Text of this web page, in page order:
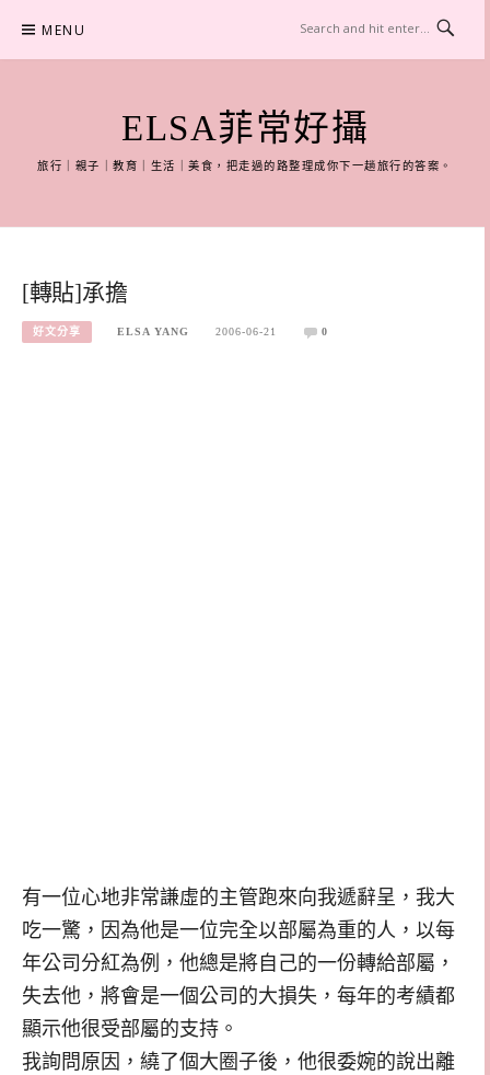
content
MENU
ELSA菲常好攝
旅行｜親子｜教育｜生活｜美食，把走過的路整理成你下一趟旅行的答案。
[轉貼]承擔
好文分享 ELSA YANG 2006-06-21 0
有一位心地非常謙虛的主管跑來向我遞辭呈，我大
吃一驚，因為他是一位完全以部屬為重的人，以每
年公司分紅為例，他總是將自己的一份轉給部屬，
失去他，將會是一個公司的大損失，每年的考績都
顯示他很受部屬的支持。
我詢問原因，繞了個大圈子後，他很委婉的說出離